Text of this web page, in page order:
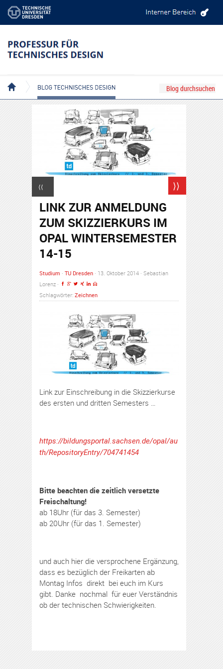
⟨⟨ ⟩⟩
LINK ZUR ANMELDUNG
ZUM SKIZZIERKURS IM
OPAL WINTERSEMESTER
14-15
Studium · TU Dresden · 13. Oktober 2014 · Sebastian
Lorenz ·
Schlagwörter: Zeichnen
Link zur Einschreibung in die Skizzierkurse
des ersten und dritten Semesters …
https://bildungsportal.sachsen.de/opal/au
th/RepositoryEntry/704741454
Bitte beachten die zeitlich versetzte
Freischaltung!
ab 18Uhr (für das 3. Semester)
ab 20Uhr (für das 1. Semester)
und auch hier die versprochene Ergänzung,
dass es bezüglich der Freikarten ab
Montag Infos direkt bei euch im Kurs
gibt. Danke nochmal für euer Verständnis
ob der technischen Schwierigkeiten.